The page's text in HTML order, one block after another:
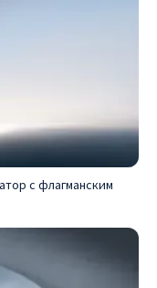
с флагманским